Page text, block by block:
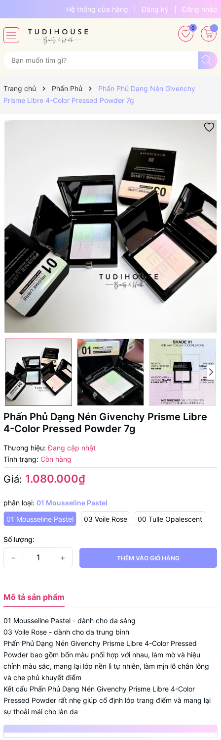
Hệ thống cửa hàng Đăng ký Đăng nhập
0
Trang chủ Phấn Phủ
Phấn Phủ Dạng Nén Givenchy
Prisme Libre 4-Color Pressed Powder 7g
Phấn Phủ Dạng Nén Givenchy Prisme Libre
4-Color Pressed Powder 7g
Thương hiệu: Đang cập nhật
Tình trạng: Còn hàng
Giá: 1.080.000₫
phân loại: 01 Mousseline Pastel
01 Mousseline Pastel
03 Voile Rose 00 Tulle Opalescent
Số lượng:
− + THÊM VÀO GIỎ HÀNG
Mô tả sản phẩm
01 Mousseline Pastel - dành cho da sáng
03 Voile Rose - dành cho da trung bình
Phấn Phủ Dạng Nén Givenchy Prisme Libre 4-Color Pressed
Powder bao gồm bốn màu phối hợp với nhau, làm mờ và hiệu
chỉnh màu sắc, mang lại lớp nền lì tự nhiên, làm mịn lỗ chân lông
và che phủ khuyết điểm
Kết cấu Phấn Phủ Dạng Nén Givenchy Prisme Libre 4-Color
Pressed Powder rất nhẹ giúp cố định lớp trang điểm và mang lại
sự thoải mái cho làn da